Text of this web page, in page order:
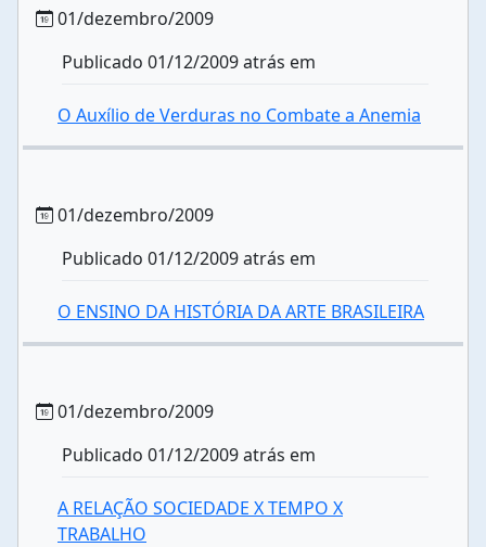
01/dezembro/2009
Publicado 01/12/2009 atrás em
O Auxílio de Verduras no Combate a Anemia
01/dezembro/2009
Publicado 01/12/2009 atrás em
O ENSINO DA HISTÓRIA DA ARTE BRASILEIRA
01/dezembro/2009
Publicado 01/12/2009 atrás em
A RELAÇÃO SOCIEDADE X TEMPO X
TRABALHO